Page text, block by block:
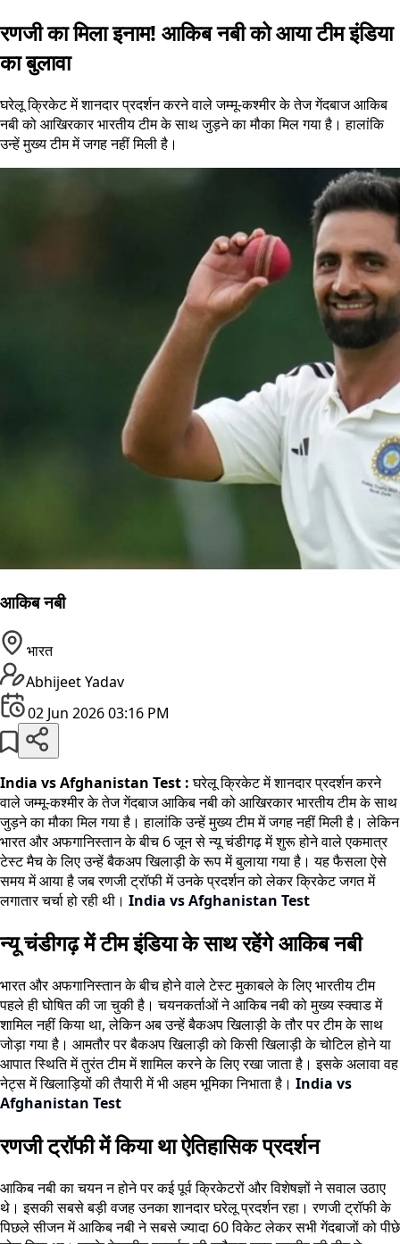
रणजी का मिला इनाम! आकिब नबी को आया टीम इंडिया
का बुलावा
घरेलू क्रिकेट में शानदार प्रदर्शन करने वाले जम्मू-कश्मीर के तेज गेंदबाज आकिब
नबी को आखिरकार भारतीय टीम के साथ जुड़ने का मौका मिल गया है। हालांकि
उन्हें मुख्य टीम में जगह नहीं मिली है।
आकिब नबी
भारत
Abhijeet Yadav
02 Jun 2026 03:16 PM
India vs Afghanistan Test :घरेलू क्रिकेट में शानदार प्रदर्शन करने
वाले जम्मू-कश्मीर के तेज गेंदबाज आकिब नबी को आखिरकार भारतीय टीम के साथ
जुड़ने का मौका मिल गया है। हालांकि उन्हें मुख्य टीम में जगह नहीं मिली है । लेकिन
भारत और अफगानिस्तान के बीच 6 जून से न्यू चंडीगढ़ में शुरू होने वाले एकमात्र
टेस्ट मैच के लिए उन्हें बैकअप खिलाड़ी के रूप में बुलाया गया है। यह फैसला ऐसे
समय में आया है जब रणजी ट्रॉफी में उनके प्रदर्शन को लेकर क्रिकेट जगत में
लगातार चर्चा हो रही थी। India vs Afghanistan Test
न्यू चंडीगढ़ में टीम इंडिया के साथ रहेंगे आकिब नबी
भारत और अफगानिस्तान के बीच होने वाले टेस्ट मुकाबले के लिए भारतीय टीम
पहले ही घोषित की जा चुकी है। चयनकर्ताओं ने आकिब नबी को मुख्य स्क्वाड में
शामिल नहीं किया था, लेकिन अब उन्हें बैकअप खिलाड़ी के तौर पर टीम के साथ
जोड़ा गया है। आमतौर पर बैकअप खिलाड़ी को किसी खिलाड़ी के चोटिल होने या
आपात स्थिति में तुरंत टीम में शामिल करने के लिए रखा जाता है। इसके अलावा वह
नेट्स में खिलाड़ियों की तैयारी में भी अहम भूमिका निभाता है। India vs
Afghanistan Test
रणजी ट्रॉफी में किया था ऐतिहासिक प्रदर्शन
आकिब नबी का चयन न होने पर कई पूर्व क्रिकेटरों और विशेषज्ञों ने सवाल उठाए
थे। इसकी सबसे बड़ी वजह उनका शानदार घरेलू प्रदर्शन रहा। रणजी ट्रॉफी के
पिछले सीजन में आकिब नबी ने सबसे ज्यादा 60 विकेट लेकर सभी गेंदबाजों को पीछे